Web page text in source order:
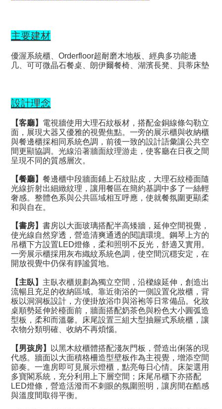
主要建材
優渥系統櫃、Orderfloor超耐磨木地板、經典多功能邊
几、可可微晶石餐桌、朗伊爾餐椅、湖濱長凳、貝蒂床墊
設計理念
【客廳】 電視牆使用大理石紋板材，搭配金銅線條勾勒立
面，展現大器又優雅的視覺焦點。一旁的展示櫃與收納櫃
與餐邊櫃採相同系統色調，前後一致的設計語彙讓公共空
間更顯協調。光線沿著牆面紋理游走，使客廳在日夜之間
呈現不同的質感層次。
【餐廳】餐邊櫃中段牆面鋪上石紋貼皮，大理石紋檯面隨
光線折射出細緻紋理，讓用餐區在簡約基調中多了一絲輕
奢感。整體色系與公共區域相互呼應，使就餐氛圍更顯柔
和與自在。
【書房】書房以大面玻璃搭配半高矮牆，延伸空間視覺，
使光線自然穿透，營造清爽通透的閱讀環境。鋼琴上方的
吊櫃下方設置LED燈條，柔和照明不反光，舒適又實用。
一旁展示櫃採用灰布織紋系統色調，使空間沉穩安定，在
開放視覺中仍保有靜謐質地。
【主臥】 主臥衣櫃規劃為獨立空間，沿樑線延伸，創造出
流暢且充足的收納區域。靠近衛浴的一側設置化妝櫃，背
板以洞洞板設計，方便掛放浴巾與浴袍等日常備品。化妝
桌順勢延伸於檯面前，牆面搭配奶茶色與粉色大小圓弧造
型板，柔和而溫馨。床尾設置三組大型抽屜式系統櫃，讓
衣物分類明確、收納不再煩惱。
【男孩房】
以黑木紋櫃體搭配淺灰門板，營造出俐落的現
代感。牆面以大面積格柵造型壁板作為主視覺，增添空間
節奏。一進房即可見展示燈櫃，點亮每日心情。床架選用
多寶閣系統，充分利用上下層空間；床尾吊櫃下亦搭配
LED燈條，營造活潑而不刺眼的氛圍照明，讓房間在酷感
與溫度間取得平衡。